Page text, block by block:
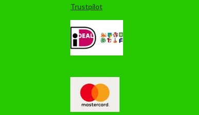
Trustpilot